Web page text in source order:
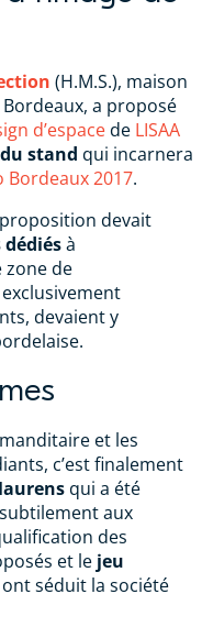
(H.M.S.), maison
a proposé
d’espacede LISAA
stand qui incarnera
Bordeaux 2017.
devait
dédiésà
zone de
devaient y
et les
c’est finalement
qui a été
aux
des
et le jeu
séduit la société